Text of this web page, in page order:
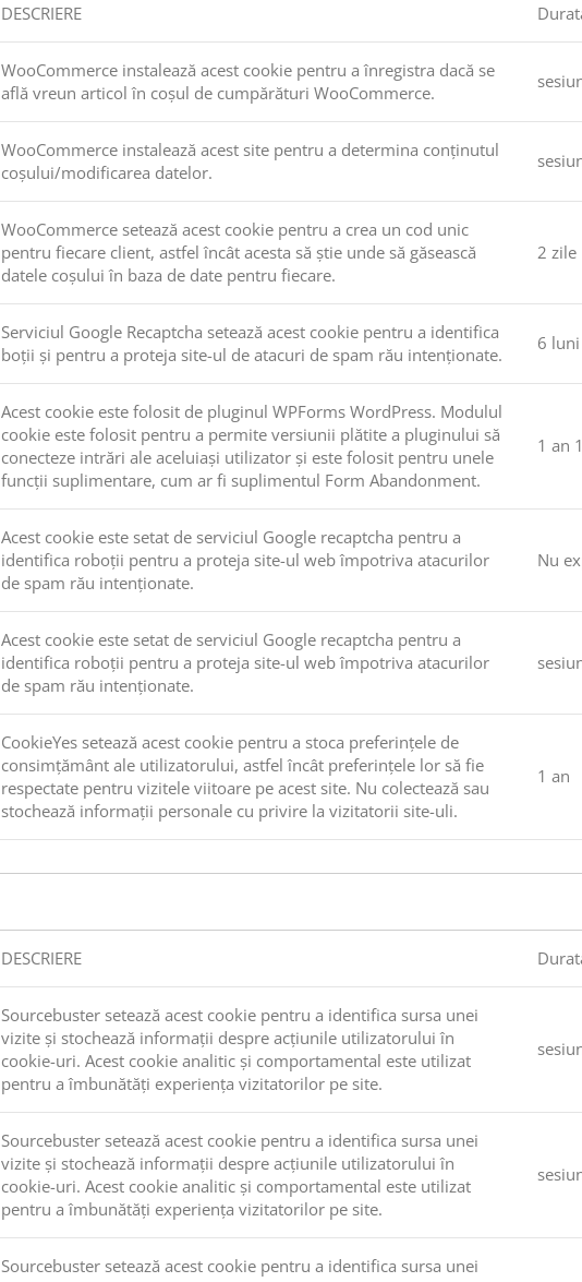
DESCRIERE
WooCommerce instalează acest cookie pentru a înregistra dacă se
află vreun articol în coșul de cumpărături WooCommerce.
WooCommerce instalează acest site pentru a determina conținutul
coșului/modificarea datelor.
WooCommerce setează acest cookie pentru a crea un cod unic
pentru fiecare client, astfel încât acesta să știe unde să găsească
datele coșului în baza de date pentru fiecare.
2 zile
Serviciul Google Recaptcha setează acest cookie pentru a identifica
boții și pentru a proteja site-ul de atacuri de spam rău intenționate.
6 luni
Acest cookie este folosit de pluginul WPForms WordPress. Modulul
cookie este folosit pentru a permite versiunii plătite a pluginului să
conecteze intrări ale aceluiași utilizator și este folosit pentru unele
funcții suplimentare, cum ar fi suplimentul Form Abandonment.
1 an
Acest cookie este setat de serviciul Google recaptcha pentru a
identifica roboții pentru a proteja site-ul web împotriva atacurilor
de spam rău intenționate.
Nu
Acest cookie este setat de serviciul Google recaptcha pentru a
identifica roboții pentru a proteja site-ul web împotriva atacurilor
de spam rău intenționate.
CookieYes setează acest cookie pentru a stoca preferințele de
consimțământ ale utilizatorului, astfel încât preferințele lor să fie
respectate pentru vizitele viitoare pe acest site. Nu colectează sau
stochează informații personale cu privire la vizitatorii site-uli.
1 an
DESCRIERE
Sourcebuster setează acest cookie pentru a identifica sursa unei
vizite și stochează informații despre acțiunile utilizatorului în
cookie-uri. Acest cookie analitic și comportamental este utilizat
pentru a îmbunătăți experiența vizitatorilor pe site.
Sourcebuster setează acest cookie pentru a identifica sursa unei
vizite și stochează informații despre acțiunile utilizatorului în
cookie-uri. Acest cookie analitic și comportamental este utilizat
pentru a îmbunătăți experiența vizitatorilor pe site.
Sourcebuster setează acest cookie pentru a identifica sursa unei